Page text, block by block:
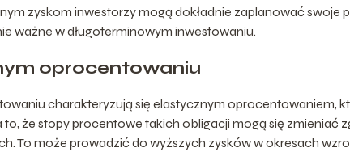
zyskom inwestorzy mogą dokładnie zaplanować swoje
ważne w długoterminowym inwestowaniu.
oprocentowaniu
charakteryzują się elastycznym oprocentowaniem,
że stopy procentowe takich obligacji mogą się zmieniać
To może prowadzić do wyższych zysków w okresach